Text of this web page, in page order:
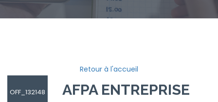
Retour à l'accueil
OFF_132148 AFPA ENTREPRISES